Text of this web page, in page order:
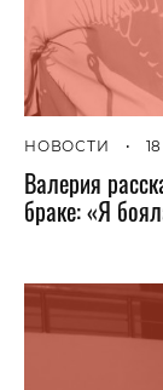
НОВОСТИ •
Валерия
браке: «Я